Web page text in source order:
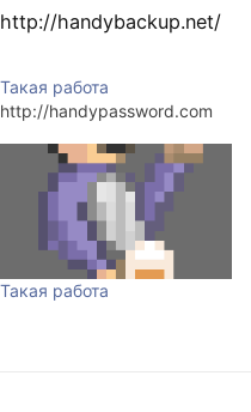
http://handybackup.net/
Такая работа
http://handypassword.com
Такая работа